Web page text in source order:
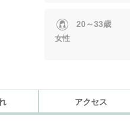
女性
20～33歳
アクセス